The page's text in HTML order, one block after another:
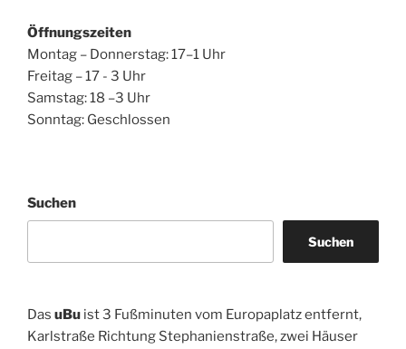
Öffnungszeiten
Montag – Donnerstag: 17–1 Uhr
Freitag – 17 - 3 Uhr
Samstag: 18 –3 Uhr
Sonntag: Geschlossen
Suchen
Suchen
Das uBu ist 3 Fußminuten vom Europaplatz entfernt,
Karlstraße Richtung Stephanienstraße, zwei Häuser